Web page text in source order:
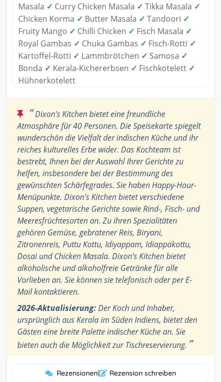
Masala ✓ Curry Chicken Masala ✓ Tikka Masala ✓
Chicken Korma ✓ Butter Masala ✓ Tandoori ✓
Fruity Mango ✓ Chilli Chicken ✓ Fisch Masala ✓
Royal Gambas ✓ Chuka Gambas ✓ Fisch-Rotti ✓
Kartoffel-Rotti ✓ Lammbrötchen ✓ Samosa ✓
Bonda ✓ Kerala-Kichererbsen ✓ Fischkotelett ✓
Hühnerkotelett
“Dixon's Kitchen bietet eine freundliche
Atmosphäre für 40 Personen. Die Speisekarte spiegelt
wunderschön die Vielfalt der indischen Küche und ihr
reiches kulturelles Erbe wider. Das Kochteam ist
bestrebt, Ihnen bei der Auswahl Ihrer Gerichte zu
helfen, insbesondere bei der Bestimmung des
gewünschten Schärfegrades. Sie haben Happy-Hour-
Menüpunkte. Dixon's Kitchen bietet verschiedene
Suppen, vegetarische Gerichte sowie Rind-, Fisch- und
Meeresfrüchtesorten an. Zu ihren Spezialitäten
gehören Gemüse, gebratener Reis, Biryani,
Zitronenreis, Puttu Kottu, Idiyappam, Idiappakottu,
Dosai und Chicken Masala. Dixon's Kitchen bietet
alkoholische und alkoholfreie Getränke für alle
Vorlieben an. Sie können sie telefonisch oder per E-
Mail kontaktieren.
2026-Aktualisierung:Der Koch und Inhaber,
ursprünglich aus Kerala im Süden Indiens, bietet den
Gästen eine breite Palette indischer Küche an. Sie
bieten auch die Möglichkeit zur Tischreservierung. ”
Rezensionen| Rezension schreiben